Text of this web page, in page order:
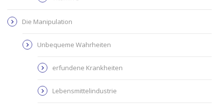
Die Manipulation
Unbequeme Wahrheiten
erfundene Krankheiten
Lebensmittelindustrie